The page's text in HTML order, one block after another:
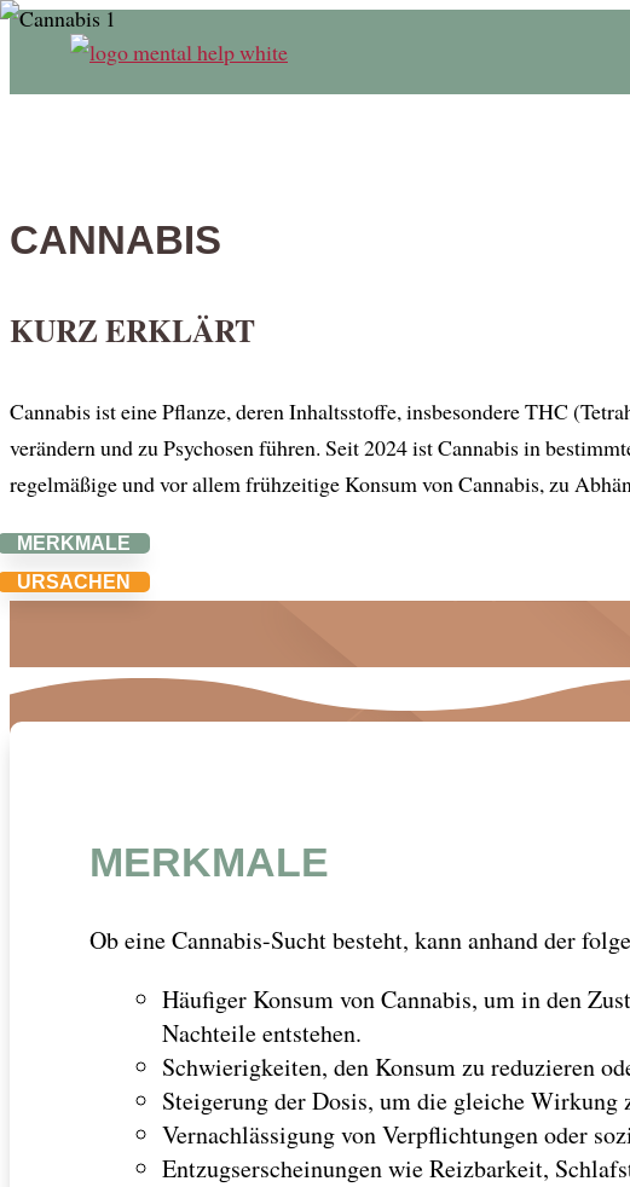
CANNABIS
KURZ ERKLÄRT
Cannabis ist eine Pflanze, deren Inhaltsstoffe, insbesondere THC
verändern und zu Psychosen führen. Seit 2024 ist Cannabis in
regelmäßige und vor allem frühzeitige Konsum von Cannabis, zu
MERKMALE
URSACHEN
MERKMALE
Ob eine Cannabis-Sucht besteht, kann anhand der
Häufiger Konsum von Cannabis, um in den
Nachteile entstehen.
Schwierigkeiten, den Konsum zu reduzieren
Steigerung der Dosis, um die gleiche Wirkung
Vernachlässigung von Verpflichtungen oder
Entzugserscheinungen wie Reizbarkeit,